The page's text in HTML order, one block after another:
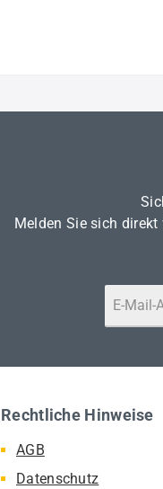
Melden Sie sich
Rechtliche Hinweise
AGB
Datenschutz